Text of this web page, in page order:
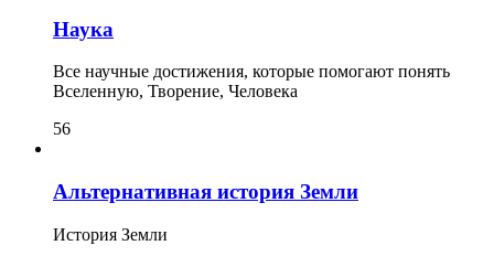
Наука
Все научные достижения, которые помогают понять
Вселенную, Творение, Человека
56
Альтернативная история Земли
История Земли